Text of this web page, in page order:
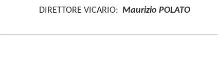
DIRETTORE VICARIO:Maurizio POLATO